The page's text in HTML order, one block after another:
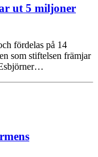
ut 5 miljoner
fördelas på 14
som stiftelsen främjar